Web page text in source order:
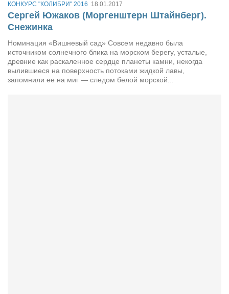
КОНКУРС "КОЛИБРИ" 2016 18.01.2017
Сергей Южаков (Моргенштерн Штайнберг).
Снежинка
Номинация «Вишневый сад» Совсем недавно была
источником солнечного блика на морском берегу, усталые,
древние как раскаленное сердце планеты камни, некогда
вылившиеся на поверхность потоками жидкой лавы,
запомнили ее на миг — следом белой морской...